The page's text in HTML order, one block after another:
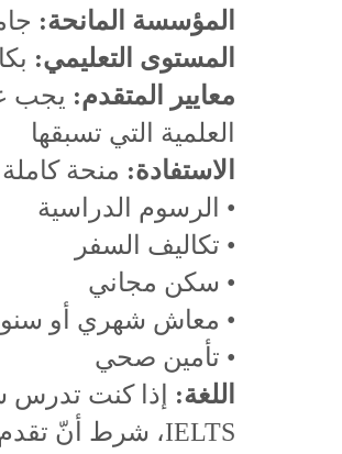
المؤسسة المانحة:
المستوى التعليمي:
معايير المتقدم: يجب
العلمية التي تسبقها
الاستفادة: منحة
• الرسوم الدراسية
• تكاليف السفر
• سكن مجاني
• معاش شهري أو
• تأمين صحي
اللغة: إذا كنت تدرس
IELTS، شرط أنّ تقدم شهادة اتقان في اللغة الإنكليزية